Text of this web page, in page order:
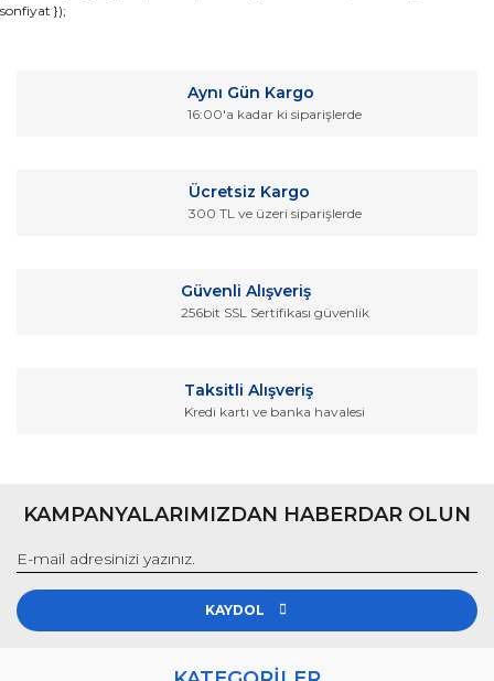
Yorum Yaz
konularda yetersiz gördüğünüz noktaları öneri formunu
Ürün resmi kalitesiz, bozuk veya görüntülenemiyor.
Ürün fiyatı diğer sitelerden daha pahalı.
sonfiyat });
Aynı Gün Kargo
16:00'a kadar ki siparişlerde
Ücretsiz Kargo
300 TL ve üzeri siparişlerde
Güvenli Alışveriş
256bit SSL Sertifikası güvenlik
Taksitli Alışveriş
Kredi kartı ve banka havalesi
KAMPANYALARIMIZDAN HABERDAR OLUN
KAYDOL